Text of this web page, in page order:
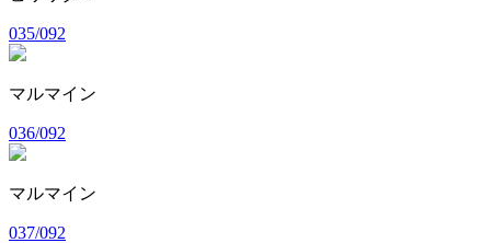
035/092
マルマイン
036/092
マルマイン
037/092